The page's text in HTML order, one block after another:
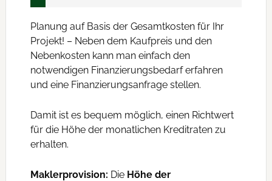
Planung auf Basis der Gesamtkosten für Ihr
Projekt! – Neben dem Kaufpreis und den
Nebenkosten kann man einfach den
notwendigen Finanzierungsbedarf erfahren
und eine Finanzierungsanfrage stellen.
Damit ist es bequem möglich, einen Richtwert
für die Höhe der monatlichen Kreditraten zu
erhalten.
Maklerprovision: Die Höhe der